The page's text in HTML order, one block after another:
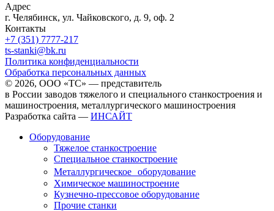
Адрес
г. Челябинск, ул. Чайковского, д. 9, оф. 2
Контакты
+7 (351) 7777-217
ts-stanki@bk.ru
Политика конфиденциальности
Обработка персональных данных
© 2026, ООО «ТС» — представитель
в России заводов тяжелого и специального станкостроения и
машиностроения, металлургического машиностроения
Разработка сайта — ИНСАЙТ
Оборудование
Тяжелое станкостроение
Специальное станкостроение
Металлургическое оборудование
Химическое машиностроение
Кузнечно-прессовое оборудование
Прочие станки